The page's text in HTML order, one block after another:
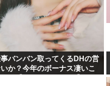
航料を課す...
勢「つまんね...
バンバン取ってくるDHの営
か？今年のボーナス凄いこ